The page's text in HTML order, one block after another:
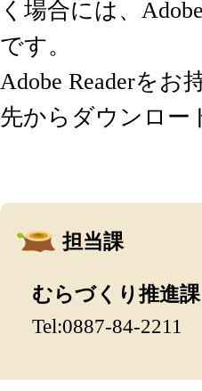
く場合には、
です。
Adobe Readerを
先からダウンロー
担当課
むらづくり推進課
Tel:0887-84-2211